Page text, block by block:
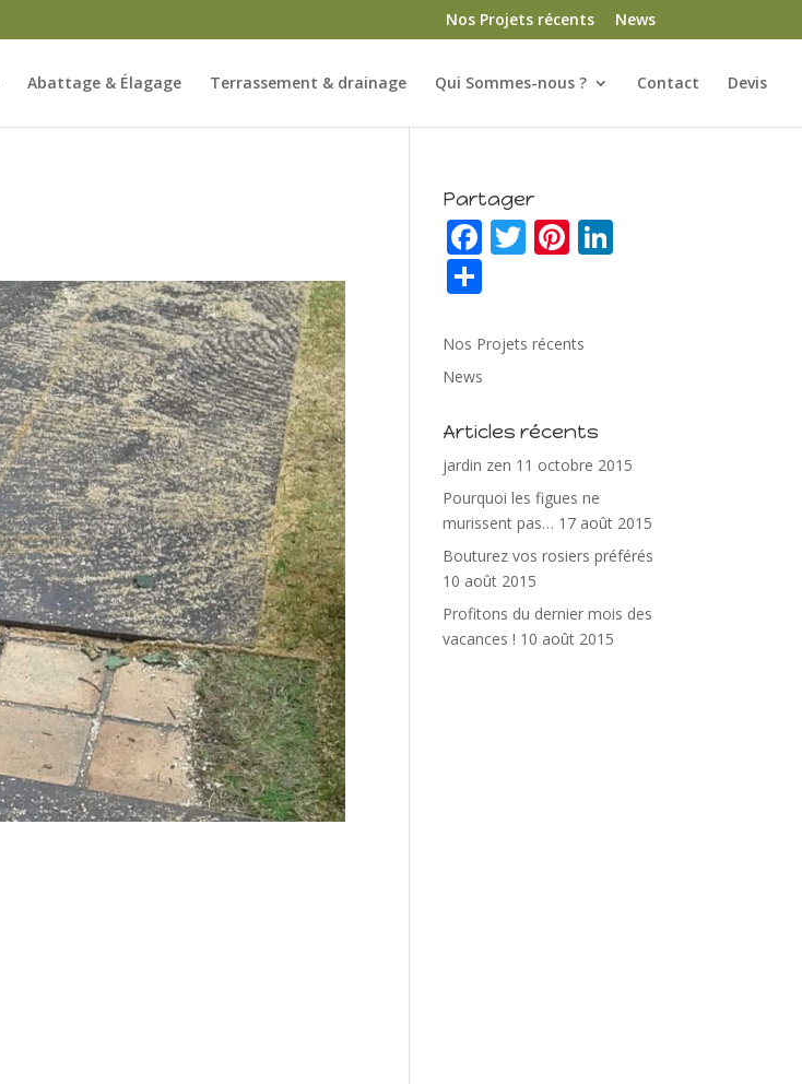
Nos Projets récents News
Abattage & Élagage Terrassement & drainage Qui Sommes-nous ? Contact Devis
Partager
F
b
o
k
T
er
Pi
e
ta
er
Nos Projets récents
News
Articles récents
jardin zen 11 octobre 2015
Pourquoi les figues ne
murissent pas… 17 août 2015
Bouturez vos rosiers préférés
10 août 2015
Profitons du dernier mois des
vacances ! 10 août 2015